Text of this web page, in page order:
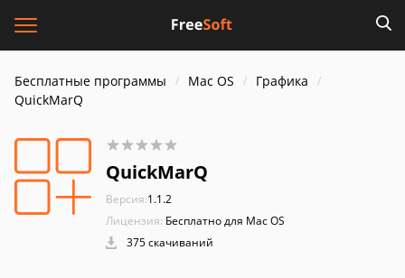
Бесплатные программы Mac OS
Графика
QuickMarQ
QuickMarQ
Версия:1.1.2
Лицензия: Бесплатно для Mac OS
375 скачиваний